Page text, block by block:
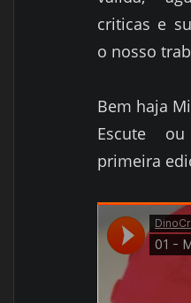
criticas e
o nosso
Bem haja
Escute
primeira